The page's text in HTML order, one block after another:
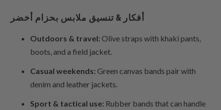
أفكار & تنسيق ملابس بحزام أخضر
Outdoors & travel: Olive straps with khaki pants,
boots, and a field jacket.
Casual weekends: Green canvas bands pair with
denim and leather jackets.
Sport & tactical use: Rubber bands that can handle